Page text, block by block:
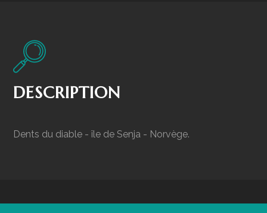
DESCRIPTION
Dents du diable - île de Senja - Norvège.